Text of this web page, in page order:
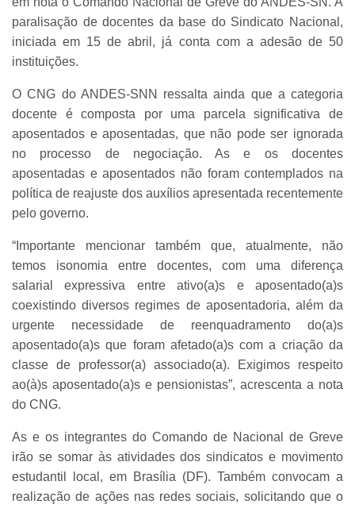
paralisação de docentes da base do Sindicato Nacional,
iniciada em 15 de abril, já conta com a adesão de 50
instituições.
O CNG do ANDES-SNN ressalta ainda que a categoria
docente é composta por uma parcela significativa de
aposentados e aposentadas, que não pode ser ignorada
no processo de negociação. As e os docentes
aposentadas e aposentados não foram contemplados na
política de reajuste dos auxílios apresentada recentemente
pelo governo.
“Importante mencionar também que, atualmente, não
temos isonomia entre docentes, com uma diferença
salarial expressiva entre ativo(a)s e aposentado(a)s
coexistindo diversos regimes de aposentadoria, além da
urgente necessidade de reenquadramento do(a)s
aposentado(a)s que foram afetado(a)s com a criação da
classe de professor(a) associado(a). Exigimos respeito
ao(à)s aposentado(a)s e pensionistas”, acrescenta a nota
do CNG.
As e os integrantes do Comando de Nacional de Greve
irão se somar às atividades dos sindicatos e movimento
estudantil local, em Brasília (DF). Também convocam a
realização de ações nas redes sociais, solicitando que o